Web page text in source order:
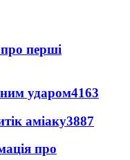
перші
ударом4163
аміаку3887
про